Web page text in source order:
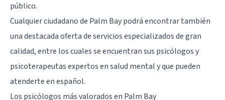
público.
Cualquier ciudadano de Palm Bay podrá encontrar también
una destacada oferta de servicios especializados de gran
calidad, entre los cuales se encuentran sus psicólogos y
psicoterapeutas expertos en salud mental y que pueden
atenderte en español.
Los psicólogos más valorados en Palm Bay